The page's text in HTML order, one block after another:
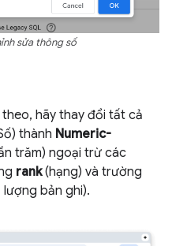
sửa thông số
theo, hãy thay đổi tất cả
thành Numeric-
trăm) ngoại trừ các
rank(hạng) và trường
lượng bản ghi).